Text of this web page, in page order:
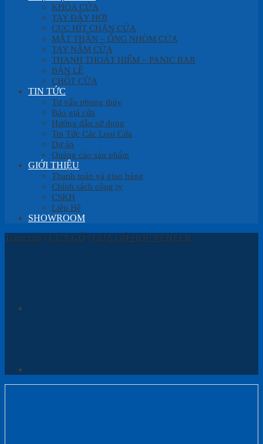
KHÓA CỬA
TAY ĐẨY HƠI
CỤC HÍT CHẶN CỬA
MẮT THẦN – ỐNG NHÒM CỬA
TAY NẮM CỬA
THANH THOÁT HIỂM – PANIC BAR
BẢN LỀ
CHỐT CỬA
TIN TỨC
Tư vấn phong thủy
Báo giá cửa
Hướng dẫn sử dụng
Tin Tức Các Loại Cửa
Dự án
Quảng cáo sản phẩm
GIỚI THIỆU
Thanh toán và giao hàng
Chính sách công ty
CSKH
Liên Hệ
SHOWROOM
Trang chủ / CỬA GỖ / CỬA GỖ HDF VENEER